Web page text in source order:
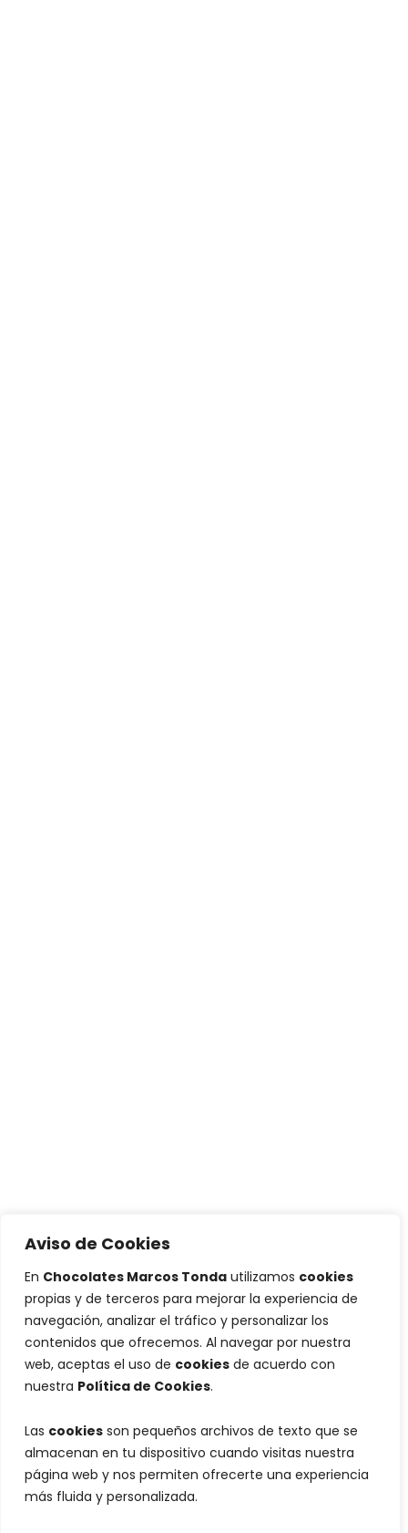
Aviso de Cookies
En Chocolates Marcos Tonda utilizamos cookies
propias y de terceros para mejorar la experiencia de
navegación, analizar el tráfico y personalizar los
contenidos que ofrecemos. Al navegar por nuestra
web, aceptas el uso de cookies de acuerdo con
nuestra Política de Cookies.
Las cookies son pequeños archivos de texto que se
almacenan en tu dispositivo cuando visitas nuestra
página web y nos permiten ofrecerte una experiencia
más fluida y personalizada.